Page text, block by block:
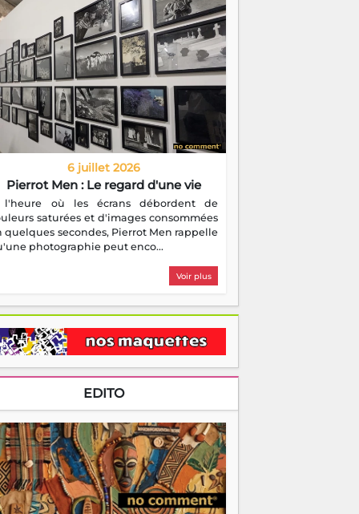
6 juillet 2026
Pierrot Men : Le regard d'une vie
l'heure où les écrans débordent de
saturées et d'images consommées
quelques secondes, Pierrot Men rappelle
photographie peut enco...
Voir plus
EDITO